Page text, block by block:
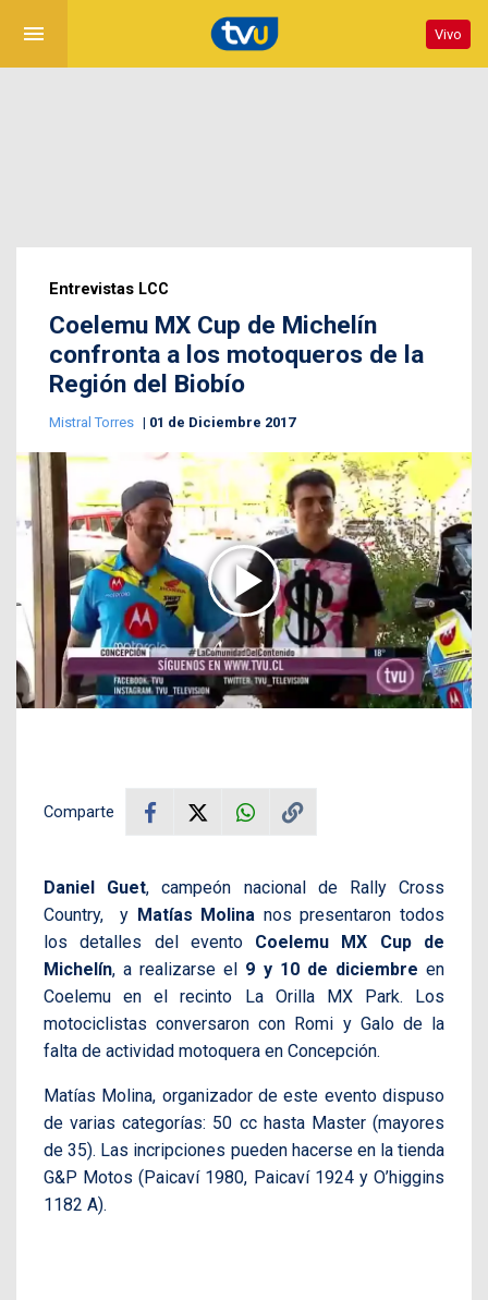
menu Vivo
Entrevistas LCC
Coelemu MX Cup de Michelín
confronta a los motoqueros de la
Región del Biobío
Mistral Torres 01 de Diciembre 2017
Comparte
Daniel Guet, campeón nacional de Rally Cross
Country, y Matías Molina nos presentaron todos
los detalles del evento Coelemu MX Cup de
Michelín, a realizarse el 9 y 10 de diciembre en
Coelemu en el recinto La Orilla MX Park. Los
motociclistas conversaron con Romi y Galo de la
falta de actividad motoquera en Concepción.
Matías Molina, organizador de este evento dispuso
de varias categorías: 50 cc hasta Master (mayores
de 35). Las incripciones pueden hacerse en la tienda
G&P Motos (Paicaví 1980, Paicaví 1924 y O’higgins
1182 A).